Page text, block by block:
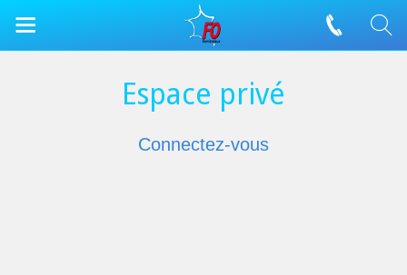
Espace privé
Connectez-vous